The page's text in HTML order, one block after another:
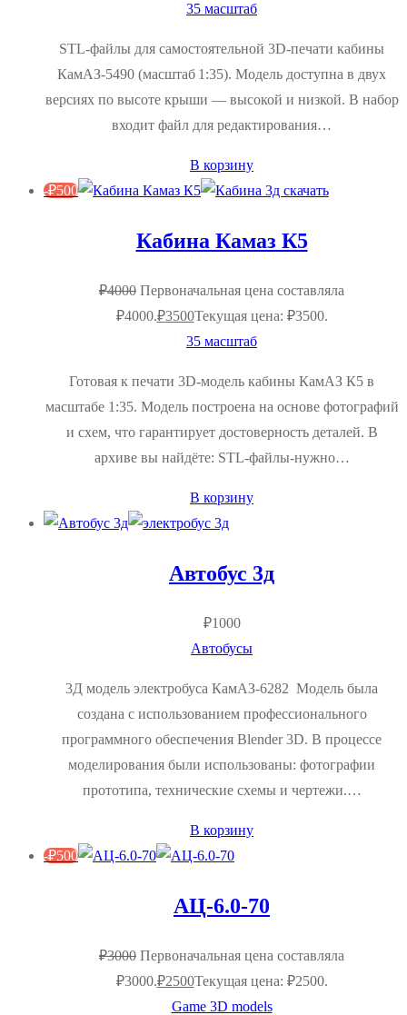
35 масштаб
STL‑файлы для самостоятельной 3D‑печати кабины
КамАЗ‑5490 (масштаб 1:35). Модель доступна в двух
версиях по высоте крыши — высокой и низкой. В набор
входит файл для редактирования…
В корзину
-₽500
Кабина Камаз К5
₽4000 Первоначальная цена составляла
₽4000.₽3500Текущая цена: ₽3500.
35 масштаб
Готовая к печати 3D‑модель кабины КамАЗ К5 в
масштабе 1:35. Модель построена на основе фотографий
и схем, что гарантирует достоверность деталей. В
архиве вы найдёте: STL‑файлы-нужно…
В корзину
Автобус 3д
₽1000
Автобусы
3Д модель электробуса КамАЗ-6282 Модель была
создана с использованием профессионального
программного обеспечения Blender 3D. В процессе
моделирования были использованы: фотографии
прототипа, технические схемы и чертежи.…
В корзину
-₽500
АЦ-6.0-70
₽3000 Первоначальная цена составляла
₽3000.₽2500Текущая цена: ₽2500.
Game 3D models